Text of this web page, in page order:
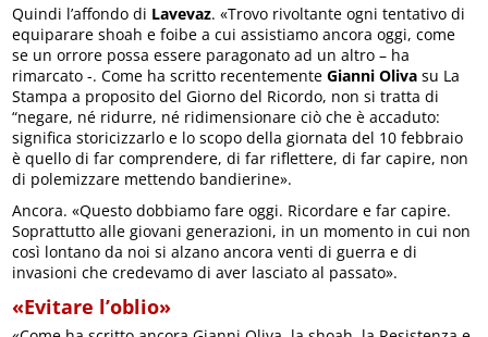
Quindi l’affondo di Lavevaz. «Trovo rivoltante ogni tentativo di
equiparare shoah e foibe a cui assistiamo ancora oggi, come
se un orrore possa essere paragonato ad un altro – ha
rimarcato -. Come ha scritto recentementeGianni Oliva su La
Stampa a proposito del Giorno del Ricordo, non si tratta di
“negare, né ridurre, né ridimensionare ciò che è accaduto:
significa storicizzarlo e lo scopo della giornata del 10 febbraio
è quello di far comprendere, di far riflettere, di far capire, non
di polemizzare mettendo bandierine».
Ancora. «Questo dobbiamo fare oggi. Ricordare e far capire.
Soprattutto alle giovani generazioni, in un momento in cui non
così lontano da noi si alzano ancora venti di guerra e di
invasioni che credevamo di aver lasciato al passato».
«Evitare l’oblio»